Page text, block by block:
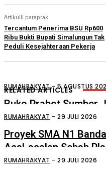
Artikulli paraprak
Tercantum Penerima BSU Rp600
Ribu Bukti Bupati Simalungun Tak
Peduli Kesejahteraan Pekerja
RELATED ARTICLES
RUMAHRAKYAT - 5 AGUSTUS
Ruko Prabot Sumber
Perdagangan Terbakar
RUMAHRAKYAT - 29 JULI 2026
Proyek SMA N1
Asal-asalan Sebab
Ditempel Tersembunyi
RUMAHRAKYAT - 29 JULI 2026